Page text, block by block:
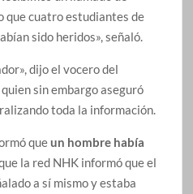
que cuatro estudiantes de
sido heridos», señaló.
dijo el vocero del
sin embargo aseguró
toda la información.
queun hombre había
la red NHK informó que el
a sí mismo y estaba